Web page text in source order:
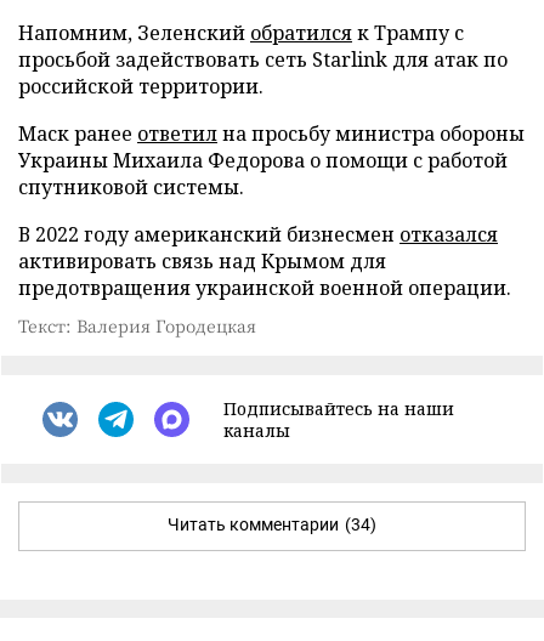
Напомним, Зеленский обратилсяк Трампу с
просьбой задействовать сеть Starlink для атак по
российской территории.
Маск ранее ответилна просьбу министра обороны
Украины Михаила Федорова о помощи с работой
спутниковой системы.
В 2022 году американский бизнесмен отказался
активировать связь над Крымом для
предотвращения украинской военной операции.
Текст: Валерия Городецкая
Подписывайтесь на наши
каналы
Читать комментарии (34)